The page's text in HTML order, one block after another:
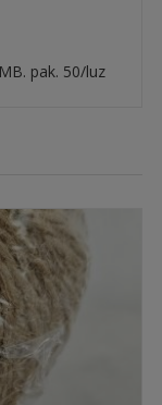
pak. 50/luz